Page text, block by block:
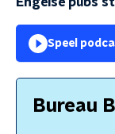
Speel
Bureau